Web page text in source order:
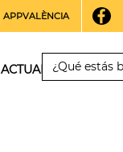
APPVALÈNCIA
ACTUALIDAD